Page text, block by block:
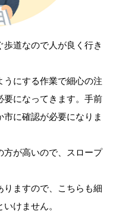
道なので人が良く行き
うにする作業で細心の注
になってきます。 手前
に確認が必要になりま
方が高いので、スロープ
ますので、こちらも細
けません。